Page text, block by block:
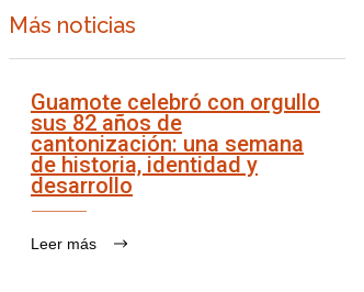
Más noticias
Guamote celebró con orgullo
sus 82 años de
cantonización: una semana
de historia, identidad y
desarrollo
Leer más